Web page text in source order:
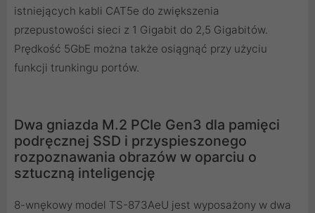
istniejących kabli CAT5e do zwiększenia
przepustowości sieci z 1 Gigabit do 2,5 Gigabitów.
Prędkość 5GbE można także osiągnąć przy użyciu
funkcji trunkingu portów.
Dwa gniazda M.2 PCIe Gen3 dla pamięci
podręcznej SSD i przyspieszonego
rozpoznawania obrazów w oparciu o
sztuczną inteligencję
8-wnękowy model TS-873AeU jest wyposażony w dwa